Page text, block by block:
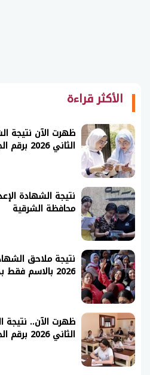
الأكثر قراءة
ظهرت الآن نتيجة
الثاني 2026 برقم الجلوس
محافظة الشرقية
نتيجة ملاحق
2026 بالاسم فقط بدون رقم الجلوس
ظهرت الآن.. نتيجة
الثاني 2026 برقم الجلوس محافظة الشرقية